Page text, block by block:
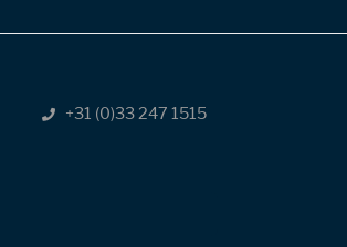
+31 (0)33 247 1515